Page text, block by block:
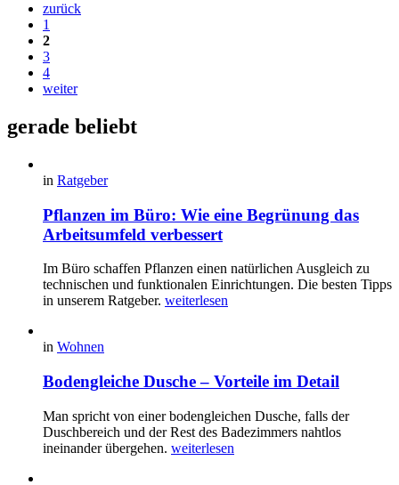
zurück
1
2
3
4
weiter
gerade beliebt
in Ratgeber
Pflanzen im Büro: Wie eine Begrünung das
Arbeitsumfeld verbessert
Im Büro schaffen Pflanzen einen natürlichen Ausgleich zu
technischen und funktionalen Einrichtungen. Die besten Tipps
in unserem Ratgeber. weiterlesen
in Wohnen
Bodengleiche Dusche – Vorteile im Detail
Man spricht von einer bodengleichen Dusche, falls der
Duschbereich und der Rest des Badezimmers nahtlos
ineinander übergehen. weiterlesen